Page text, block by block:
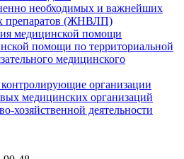
необходимых и важнейших
препаратов (ЖНВЛП)
медицинской помощи
помощи по территориальной
медицинского
организации
медицинских организаций
хозяйственной деятельности